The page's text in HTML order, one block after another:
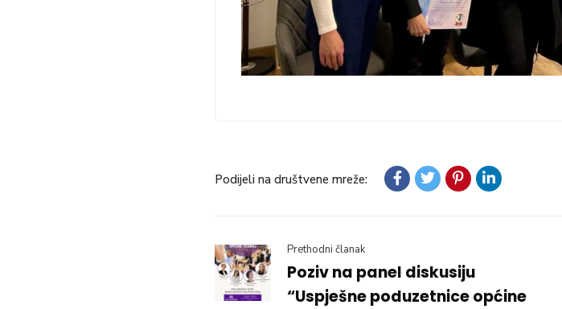
Podijeli na društvene mreže:
Prethodni članak
Poziv na panel diskusiju
“Uspješne poduzetnice općine